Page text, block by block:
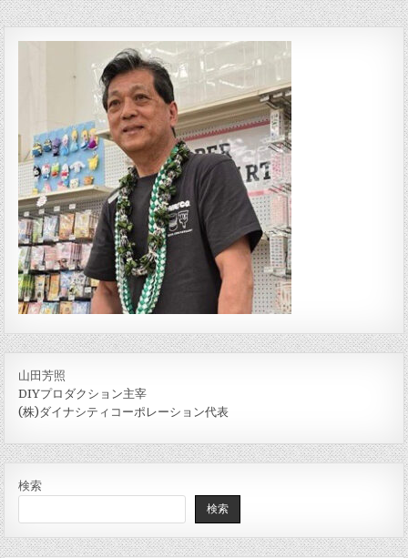
山田芳照
DIYプロダクション主宰
(株)ダイナシティコーポレーション代表
検索
検索